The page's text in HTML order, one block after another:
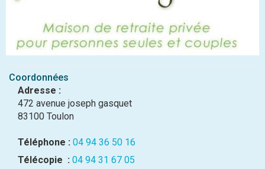
Coordonnées
Adresse :
472 avenue joseph gasquet
83100 Toulon
Téléphone : 04 94 36 50 16
Télécopie : 04 94 31 67 05